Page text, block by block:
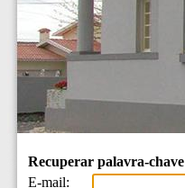
Recuperar palavra-chave
E-mail: